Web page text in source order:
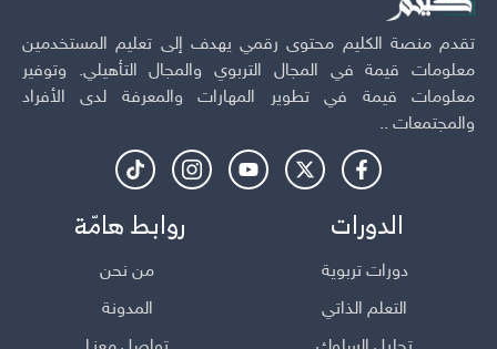
تقدم منصة الكليم محتوى رقمي يهدف إلى تعليم المستخدمين
معلومات قيمة في المجال التربوي والمجال التأهيلي. وتوفير
معلومات قيمة في تطوير المهارات والمعرفة لدى الأفراد
والمجتمعات ..
الدورات
دورات تربوية
التعلم الذاتي
روابط هامّة
من نحن
المدونة